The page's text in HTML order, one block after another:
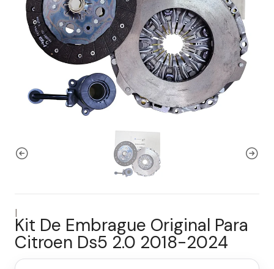
|
Kit De Embrague Original Para
Citroen Ds5 2.0 2018-2024